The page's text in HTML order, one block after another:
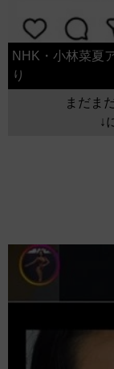
NHK・小林菜夏
り
まだま
↓